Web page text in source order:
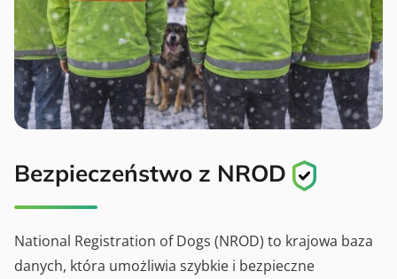
Bezpieczeństwo z NROD
National Registration of Dogs (NROD) to krajowa baza
danych, która umożliwia szybkie i bezpieczne